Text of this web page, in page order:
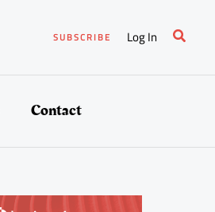
SUBSCRIBE Log In
Contact